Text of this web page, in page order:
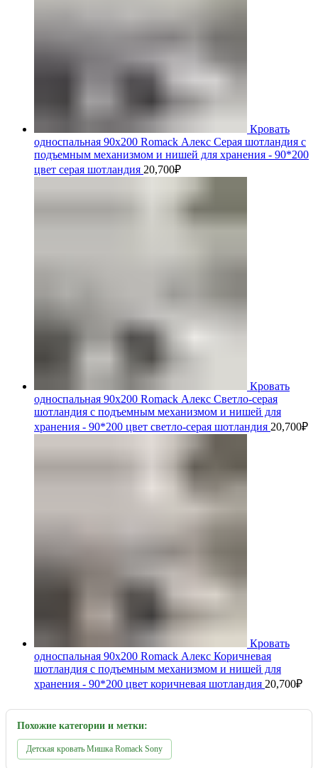
Кровать
односпальная 90х200 Romack Алекс Серая шотландия с
подъемным механизмом и нишей для хранения - 90*200
цвет серая шотландия 20,700₽
Кровать
односпальная 90х200 Romack Алекс Светло-серая
шотландия с подъемным механизмом и нишей для
хранения - 90*200 цвет светло-серая шотландия 20,700₽
Кровать
односпальная 90х200 Romack Алекс Коричневая
шотландия с подъемным механизмом и нишей для
хранения - 90*200 цвет коричневая шотландия 20,700₽
Похожие категории и метки:
Детская кровать Мишка Romack Sony